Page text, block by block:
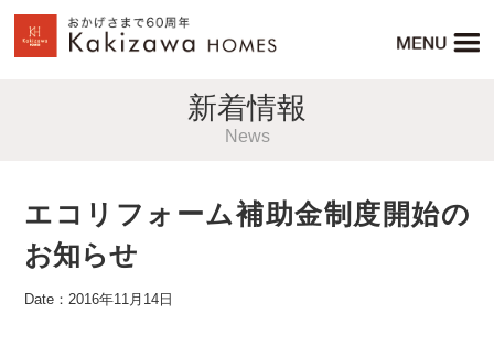
新着情報
News
エコリフォーム補助金制度開始の
お知らせ
Date：2016年11月14日